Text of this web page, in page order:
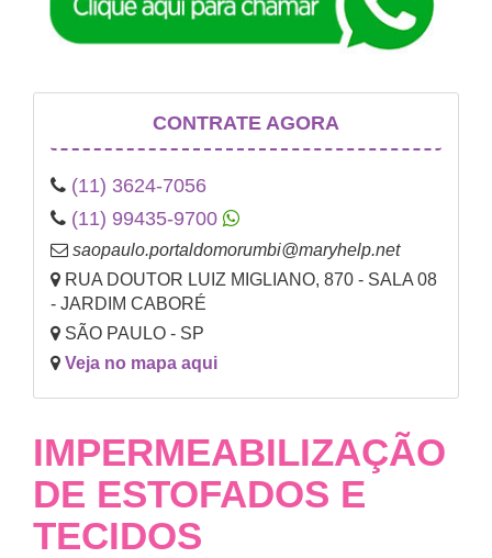
CONTRATE AGORA
(11) 3624-7056
(11) 99435-9700
saopaulo.portaldomorumbi@maryhelp.net
RUA DOUTOR LUIZ MIGLIANO, 870 - SALA 08
- JARDIM CABORÉ
SÃO PAULO - SP
Veja no mapa aqui
IMPERMEABILIZAÇÃO
DE ESTOFADOS E
TECIDOS